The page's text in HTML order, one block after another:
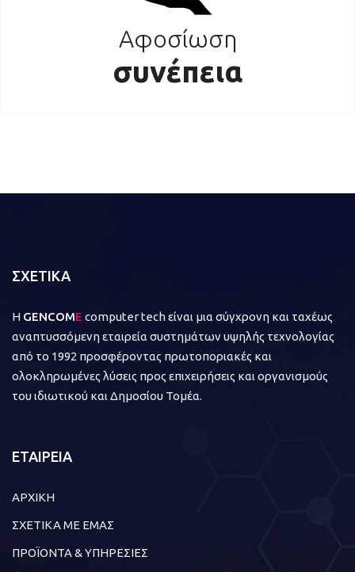
Αφοσίωση
συνέπεια
ΣΧΕΤΙΚΑ
Η GENCOME computer tech είναι μια σύγχρονη και ταχέως
αναπτυσσόμενη εταιρεία συστημάτων υψηλής τεχνολογίας
από το 1992 προσφέροντας πρωτοποριακές και
ολοκληρωμένες λύσεις προς επιχειρήσεις και οργανισμούς
του ιδιωτικού και Δημοσίου Τομέα.
ΕΤΑΙΡΕΙΑ
ΑΡΧΙΚΗ
ΣΧΕΤΙΚΑ ΜΕ ΕΜΑΣ
ΠΡΟΪΟΝΤΑ & ΥΠΗΡΕΣΙΕΣ